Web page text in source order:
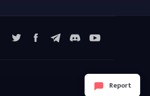
Report
FacebookTelegramYouTube